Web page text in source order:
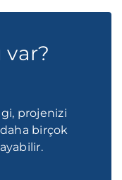
projenizi
birçok